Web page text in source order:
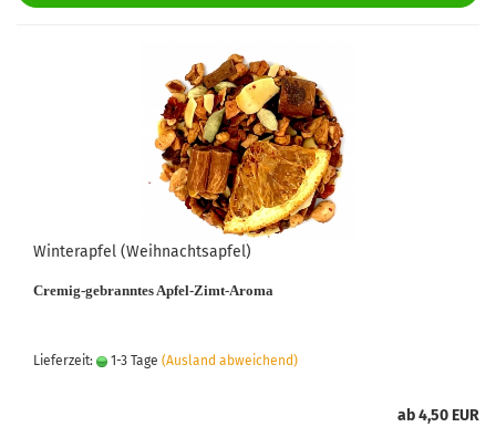
Winterapfel (Weihnachtsapfel)
Cremig-gebranntesApfel-Zimt-Aroma
Lieferzeit: 1-3 Tage (Ausland abweichend)
ab 4,50 EUR